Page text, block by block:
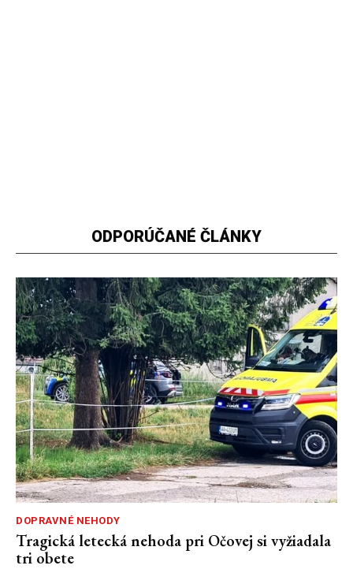
ODPORÚČANÉ ČLÁNKY
DOPRAVNÉ NEHODY
Tragická letecká nehoda pri Očovej si vyžiadala
tri obete